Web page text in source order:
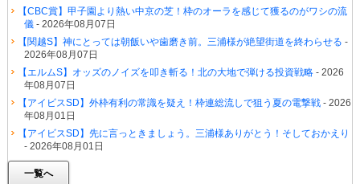
【CBC賞】甲子園より熱い中京の芝！枠のオーラを感じて獲るのがワシの流
儀- 2026年08月07日
【関越S】神にとっては朝飯いや歯磨き前。三浦様が絶望街道を終わらせる -
2026年08月07日
【エルムS】オッズのノイズを叩き斬る！北の大地で弾ける投資戦略- 2026
年08月07日
【アイビスSD】外枠有利の常識を疑え！枠連総流しで狙う夏の電撃戦- 2026
年08月01日
【アイビスSD】先に言っときましょう。三浦様ありがとう！そしておかえり
- 2026年08月01日
一覧へ